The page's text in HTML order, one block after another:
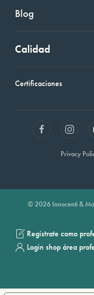
Blog
Calidad
Certificaciones
Privacy
© 2026 Innocenti &
Regístrate como
Login shop área